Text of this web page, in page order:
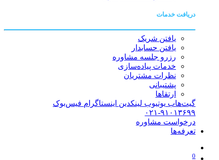
دریافت خدمات
یافتن شریک
یافتن حسابدار
رزرو جلسه مشاوره
خدمات پیاده‌سازی
نظرات مشتریان
پشتیبانی
ارتقاها
گیت‌هاب یوتیوب لینکدین اینستاگرام فیس‌بوک
۰۲۱-۹۱۰۱۳۶۹۹
درخواست مشاوره
تعرفه‌ها
0